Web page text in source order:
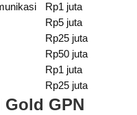
Rp1 juta
Rp5 juta
Rp25 juta
Rp50 juta
Rp1 juta
Rp25 juta
GPN